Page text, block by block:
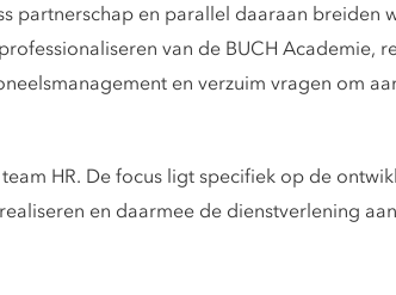
partnerschap en parallel daaraan breiden
van de BUCH Academie,
en verzuim vragen om
HR. De focus ligt specifiek op de
en daarmee de dienstverlening